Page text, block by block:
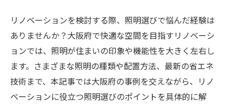
リノベーションを検討する際、照明選びで悩んだ経験は
ありませんか？大阪府で快適な空間を目指すリノベーシ
ョンでは、照明が住まいの印象や機能性を大きく左右し
ます。さまざまな照明の種類や配置方法、最新の省エネ
技術まで、本記事では大阪府の事例を交えながら、リノ
ベーションに役立つ照明選びのポイントを具体的に解